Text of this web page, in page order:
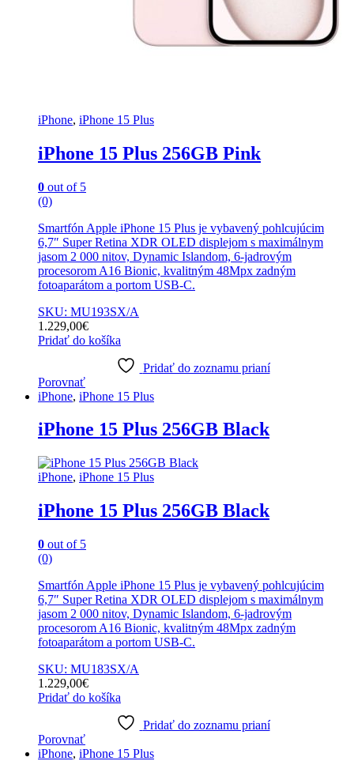
iPhone, iPhone 15 Plus
iPhone 15 Plus 256GB Pink
0 out of 5
(0)
Smartfón Apple iPhone 15 Plus je vybavený pohlcujúcim
6,7″ Super Retina XDR OLED displejom s maximálnym
jasom 2 000 nitov, Dynamic Islandom, 6-jadrovým
procesorom A16 Bionic, kvalitným 48Mpx zadným
fotoaparátom a portom USB-C.
SKU: MU193SX/A
1.229,00€
Pridať do košíka
Pridať do zoznamu prianí
Porovnať
iPhone, iPhone 15 Plus
iPhone 15 Plus 256GB Black
iPhone, iPhone 15 Plus
iPhone 15 Plus 256GB Black
0 out of 5
(0)
Smartfón Apple iPhone 15 Plus je vybavený pohlcujúcim
6,7″ Super Retina XDR OLED displejom s maximálnym
jasom 2 000 nitov, Dynamic Islandom, 6-jadrovým
procesorom A16 Bionic, kvalitným 48Mpx zadným
fotoaparátom a portom USB-C.
SKU: MU183SX/A
1.229,00€
Pridať do košíka
Pridať do zoznamu prianí
Porovnať
iPhone, iPhone 15 Plus